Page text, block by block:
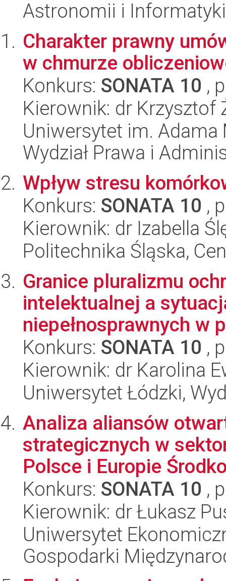
Astronomii i
Charakter prawny
w chmurze
Konkurs: SONATA 10 ,
Kierownik: dr Krzysztof
Uniwersytet im.
Wydział Prawa i
Wpływ stresu
Konkurs: SONATA 10 ,
Kierownik: dr Izabella
Politechnika Śląska,
Granice pluralizmu
intelektualnej a
niepełnosprawnych w
Konkurs: SONATA 10 ,
Kierownik: dr Karolina
Uniwersytet Łódzki,
Analiza aliansów
strategicznych w
Polsce i Europie
Konkurs: SONATA 10 ,
Kierownik: dr Łukasz
Uniwersytet
Gospodarki